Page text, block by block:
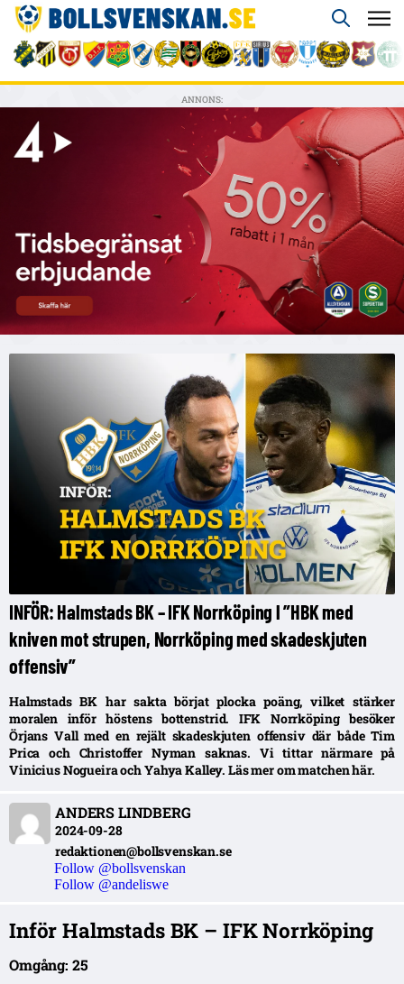
ANNONS:
INFÖR: Halmstads BK – IFK Norrköping l ”HBK med
kniven mot strupen, Norrköping med skadeskjuten
offensiv”
Halmstads BK har sakta börjat plocka poäng, vilket stärker
moralen inför höstens bottenstrid. IFK Norrköping besöker
Örjans Vall med en rejält skadeskjuten offensiv där både Tim
Prica och Christoffer Nyman saknas. Vi tittar närmare på
Vinicius Nogueira och Yahya Kalley. Läs mer om matchen här.
ANDERS LINDBERG
2024-09-28
redaktionen@bollsvenskan.se
Follow @bollsvenskan
Follow @andeliswe
Inför Halmstads BK – IFK Norrköping
Omgång: 25